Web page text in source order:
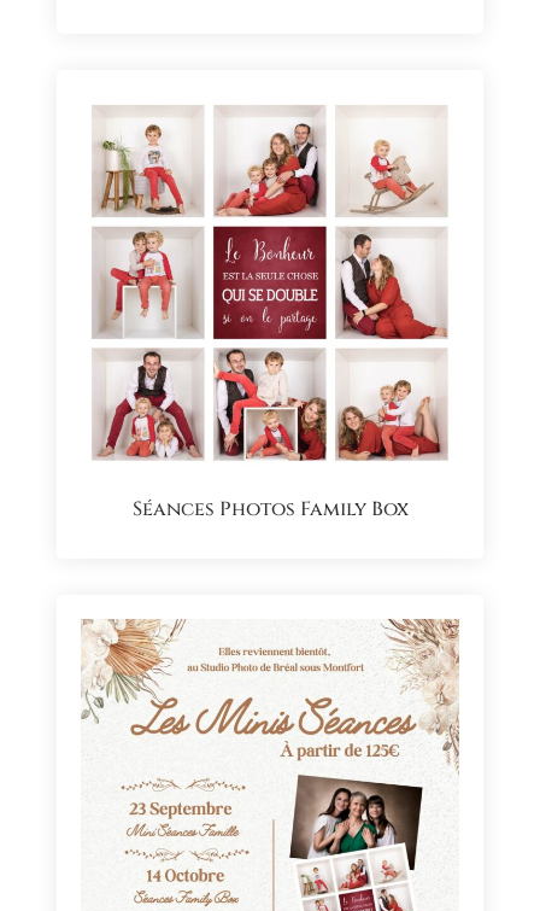
Séances Photos Family Box